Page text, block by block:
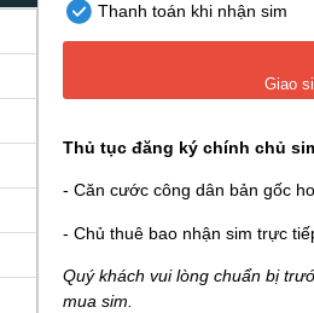
Thanh toán khi nhận sim
Giao
Thủ tục đăng ký chính chủ
- Căn cước công dân bản gốc
- Chủ thuê bao nhận sim trực
Quý khách vui lòng chuẩn bị
mua sim.